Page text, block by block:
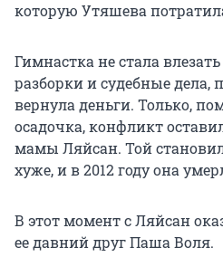
которую Утяшева
Гимнастка не стала
разборки и судебные
вернула деньги. Только,
осадочка, конфликт
мамы Ляйсан. Той
хуже, и в 2012 году она
В этот момент с Ляйсан
ее давний друг Паша Воля.